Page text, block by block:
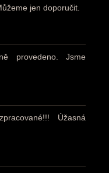
jen doporučit.
provedeno. Jsme
Úžasná